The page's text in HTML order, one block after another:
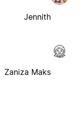
Jennith
Zaniza Maks